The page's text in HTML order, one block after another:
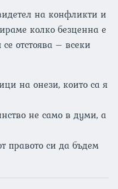
на конфликти и
колко безценна е
отстоява – всеки
на онези, които са я
не само в думи, а
правото си да бъдем